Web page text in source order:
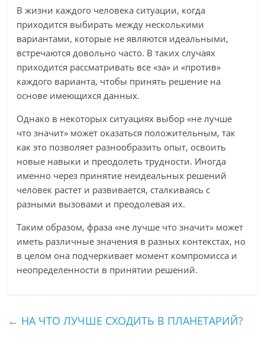
В жизни каждого человека ситуации, когда
приходится выбирать между несколькими
вариантами, которые не являются идеальными,
встречаются довольно часто. В таких случаях
приходится рассматривать все «за» и «против»
каждого варианта, чтобы принять решение на
основе имеющихся данных.
Однако в некоторых ситуациях выбор «не лучше
что значит» может оказаться положительным, так
как это позволяет разнообразить опыт, освоить
новые навыки и преодолеть трудности. Иногда
именно через принятие неидеальных решений
человек растет и развивается, сталкиваясь с
разными вызовами и преодолевая их.
Таким образом, фраза «не лучше что значит» может
иметь различные значения в разных контекстах, но
в целом она подчеркивает момент компромисса и
неопределенности в принятии решений.
← НА ЧТО ЛУЧШЕ СХОДИТЬ В ПЛАНЕТАРИЙ?